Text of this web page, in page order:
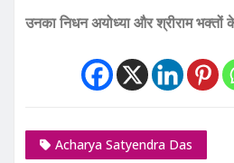
उनका निधन अयोध्या और श्रीराम भक्तों
Acharya Satyendra Das